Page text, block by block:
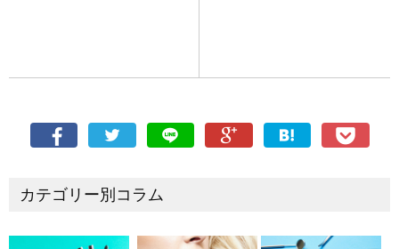
カテゴリー別コラム